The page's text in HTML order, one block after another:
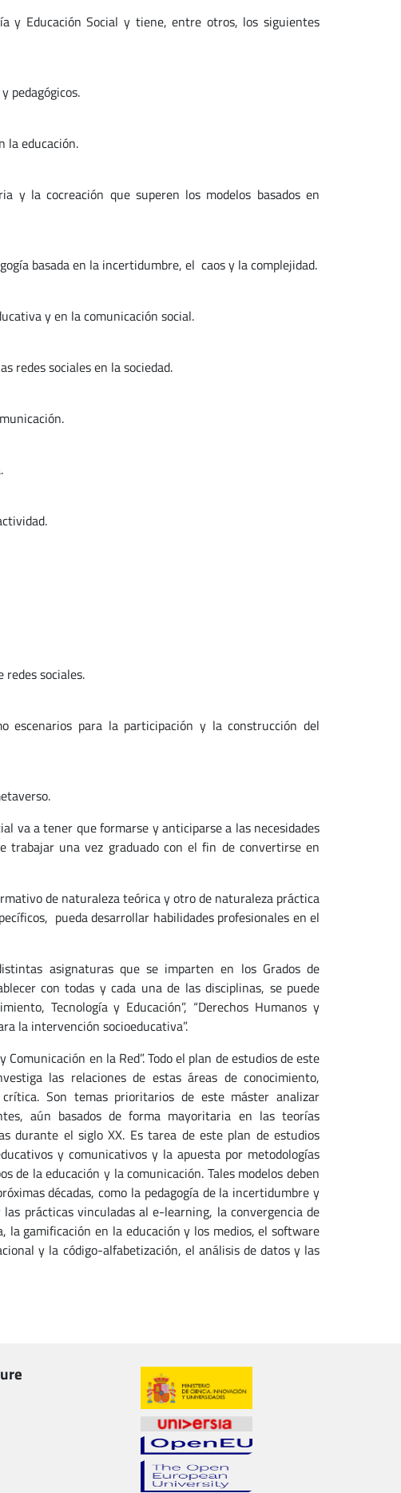
y Educación Social y tiene, entre otros, los siguientes
pedagógicos.
la educación.
y la cocreación que superen los modelos basados en
basada en la incertidumbre, el caos y la complejidad.
y en la comunicación social.
redes sociales en la sociedad.
sociales.
escenarios para la participación y la construcción del
va a tener que formarse y anticiparse a las necesidades
trabajar una vez graduado con el fin de convertirse en
de naturaleza teórica y otro de naturaleza práctica
pueda desarrollar habilidades profesionales en el
asignaturas que se imparten en los Grados de
con todas y cada una de las disciplinas, se puede
Tecnología y Educación”, “Derechos Humanos y
la intervención socioeducativa”.
en la Red”. Todo el plan de estudios de este
las relaciones de estas áreas de conocimiento,
Son temas prioritarios de este máster analizar
aún basados de forma mayoritaria en las teorías
durante el siglo XX. Es tarea de este plan de estudios
y comunicativos y la apuesta por metodologías
de la educación y la comunicación. Tales modelos deben
décadas, como la pedagogía de la incertidumbre y
prácticas vinculadas al e-learning, la convergencia de
gamificación en la educación y los medios, el software
y la código-alfabetización, el análisis de datos y las